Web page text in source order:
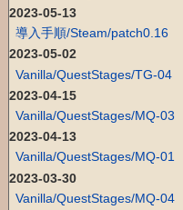
2023-05-13
導入手順/Steam/patch0.16
2023-05-02
Vanilla/QuestStages/TG-04
2023-04-15
Vanilla/QuestStages/MQ-03
2023-04-13
Vanilla/QuestStages/MQ-01
2023-03-30
Vanilla/QuestStages/MQ-04